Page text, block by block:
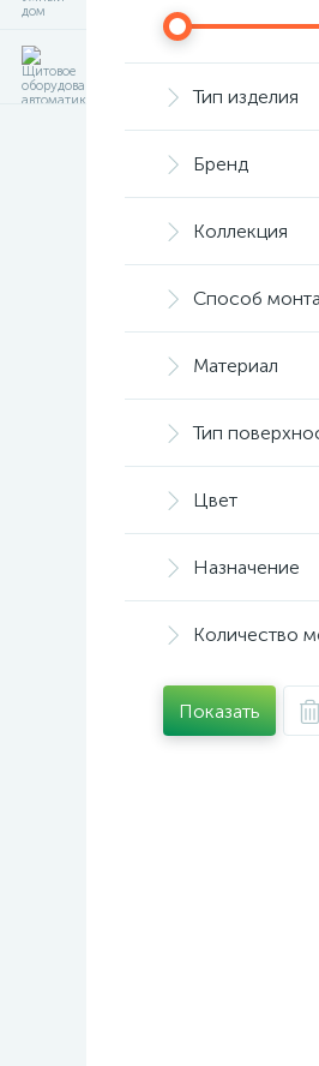
Тип изделия
Бренд
Коллекция
Способ
Материал
Тип
Цвет
Назначение
Количество
Показать